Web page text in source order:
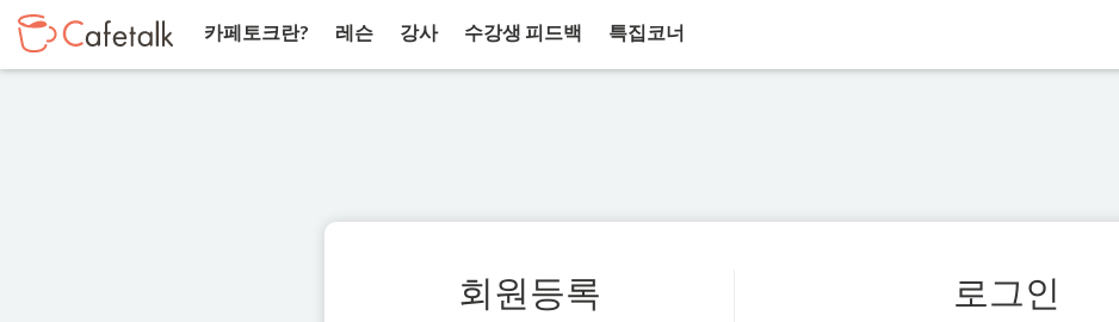
카페토크란? 레슨 강사 수강생 피드백 특집코너
회원등록 로그인